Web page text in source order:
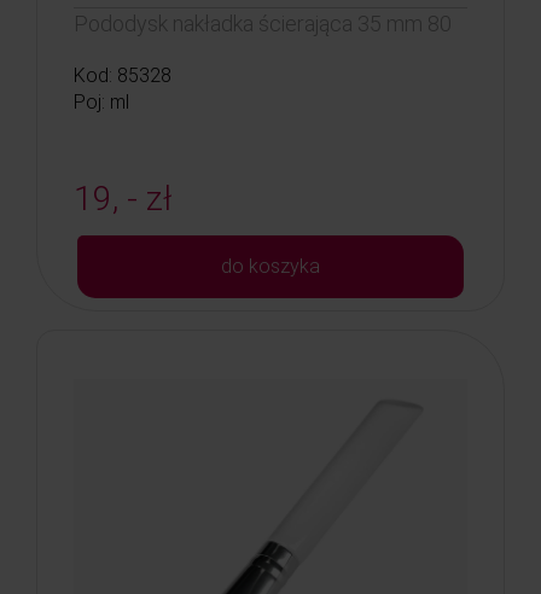
Pododysk nakładka ścierająca 35 mm 80
Kod: 85328
Poj: ml
19, - zł
do koszyka